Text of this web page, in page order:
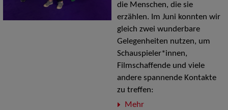
die Menschen, die sie
erzählen. Im Juni konnten wir
gleich zwei wunderbare
Gelegenheiten nutzen, um
Schauspieler*innen,
Filmschaffende und viele
andere spannende Kontakte
zu treffen:
Mehr